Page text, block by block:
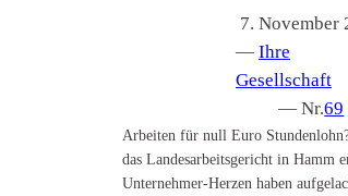
7. November
— Ihre
Gesellschaft
— Nr.69
Arbeiten für null Euro
das Landesarbeitsgericht in Hamm
Unternehmer-Herzen haben